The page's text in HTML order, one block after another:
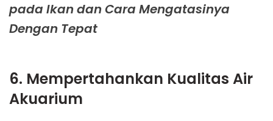
pada Ikan dan Cara Mengatasinya
Dengan Tepat
6. Mempertahankan Kualitas Air
Akuarium